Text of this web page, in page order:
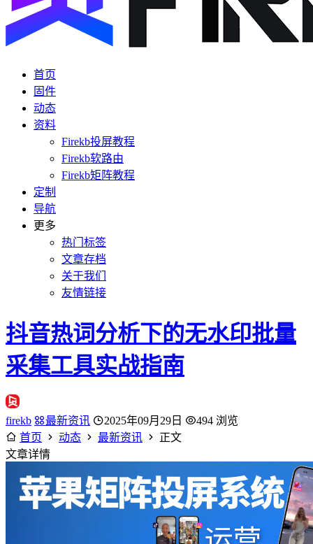
首页
固件
动态
资料
Firekb投屏教程
Firekb软路由
Firekb矩阵教程
定制
导航
更多
热门标签
文章存档
关于我们
友情链接
抖音热词分析下的无水印批量
采集工具实战指南
firekb 最新资讯 2025年09月29日
494 浏览
首页
动态 最新资讯
正文
文章详情